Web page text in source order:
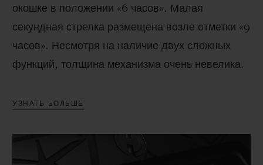
окошке в положении «6 часов». Малая
секундная стрелка размещена возле отметки «9
часов». Несмотря на наличие двух сложных
функций, толщина механизма очень невелика.
УЗНАТЬ БОЛЬШЕ